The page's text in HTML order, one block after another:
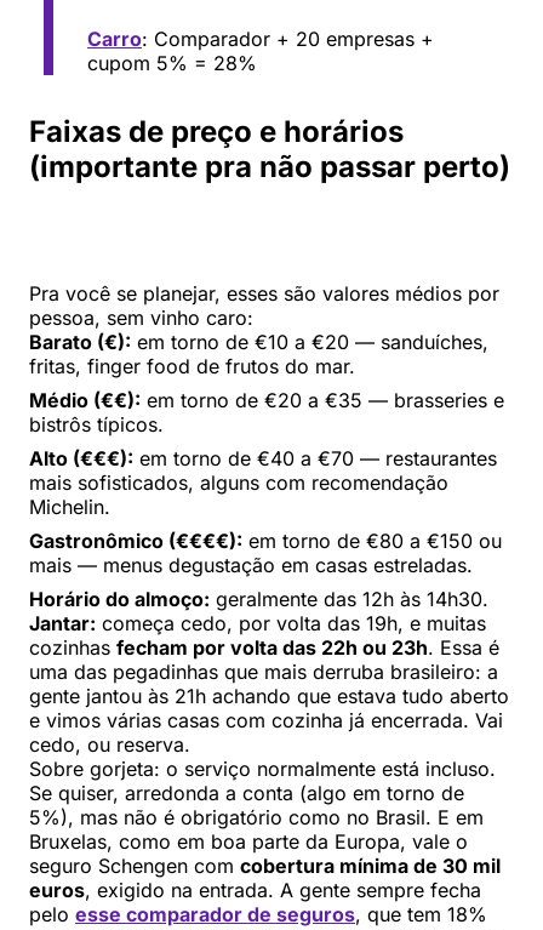
Carro: Comparador + 20 empresas +
cupom 5% = 28%
Faixas de preço e horários
(importante pra não passar perto)
Pra você se planejar, esses são valores médios por
pessoa, sem vinho caro:
Barato (€): em torno de €10 a €20 — sanduíches,
fritas, finger food de frutos do mar.
Médio (€€): em torno de €20 a €35 — brasseries e
bistrôs típicos.
Alto (€€€): em torno de €40 a €70 — restaurantes
mais sofisticados, alguns com recomendação
Michelin.
Gastronômico (€€€€): em torno de €80 a €150 ou
mais — menus degustação em casas estreladas.
Horário do almoço: geralmente das 12h às 14h30.
Jantar: começa cedo, por volta das 19h, e muitas
cozinhas fecham por volta das 22h ou 23h. Essa é
uma das pegadinhas que mais derruba brasileiro: a
gente jantou às 21h achando que estava tudo aberto
e vimos várias casas com cozinha já encerrada. Vai
cedo, ou reserva.
Sobre gorjeta: o serviço normalmente está incluso.
Se quiser, arredonda a conta (algo em torno de
5%), mas não é obrigatório como no Brasil. E em
Bruxelas, como em boa parte da Europa, vale o
seguro Schengen com cobertura mínima de 30 mil
euros, exigido na entrada. A gente sempre fecha
pelo esse comparador de seguros, que tem 18%